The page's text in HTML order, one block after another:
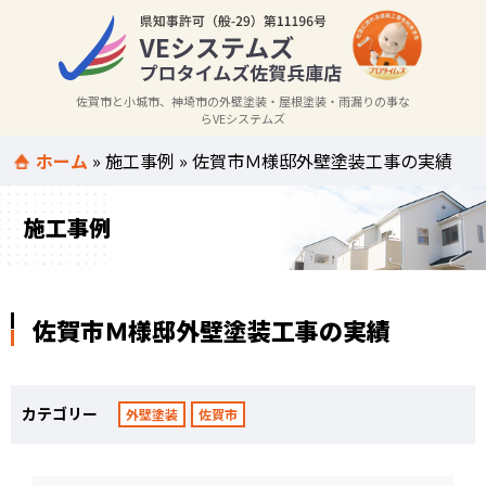
佐賀市と小城市、神埼市の外壁塗装・屋根塗装・雨漏りの事な
らVEシステムズ
ホーム »施工事例 »佐賀市Ｍ様邸外壁塗装工事の実績
施工事例
佐賀市Ｍ様邸外壁塗装工事の実績
カテゴリー 外壁塗装 佐賀市